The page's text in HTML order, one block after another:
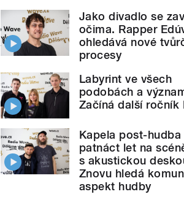
Jako divadlo se
očima. Rapper
ohledává nové
procesy
Labyrint ve všech
podobách a
Začíná další ročník
Kapela post-hudba
patnáct let na
s akustickou
Znovu hledá
aspekt hudby